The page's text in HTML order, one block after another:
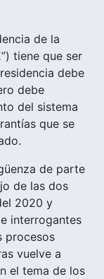
de la
tiene que ser
debe
debe
del sistema
que se
de parte
de las dos
2020 y
interrogantes
procesos
vuelve a
el tema de los